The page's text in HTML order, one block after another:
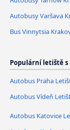
Autobusy Varšava
Bus Vinnytsia
Populární letiště s
Autobus Praha
Autobus Vídeň
Autobus Katovice